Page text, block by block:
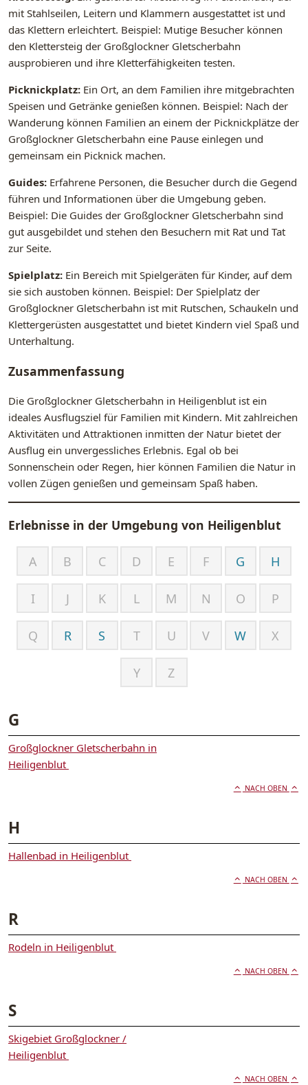
mit Stahlseilen, Leitern und Klammern ausgestattet ist und
das Klettern erleichtert. Beispiel: Mutige Besucher können
den Klettersteig der Großglockner Gletscherbahn
ausprobieren und ihre Kletterfähigkeiten testen.
Picknickplatz: Ein Ort, an dem Familien ihre mitgebrachten
Speisen und Getränke genießen können. Beispiel: Nach der
Wanderung können Familien an einem der Picknickplätze der
Großglockner Gletscherbahn eine Pause einlegen und
gemeinsam ein Picknick machen.
Guides: Erfahrene Personen, die Besucher durch die Gegend
führen und Informationen über die Umgebung geben.
Beispiel: Die Guides der Großglockner Gletscherbahn sind
gut ausgebildet und stehen den Besuchern mit Rat und Tat
zur Seite.
Spielplatz: Ein Bereich mit Spielgeräten für Kinder, auf dem
sie sich austoben können. Beispiel: Der Spielplatz der
Großglockner Gletscherbahn ist mit Rutschen, Schaukeln und
Klettergerüsten ausgestattet und bietet Kindern viel Spaß und
Unterhaltung.
Zusammenfassung
Die Großglockner Gletscherbahn in Heiligenblut ist ein
ideales Ausflugsziel für Familien mit Kindern. Mit zahlreichen
Aktivitäten und Attraktionen inmitten der Natur bietet der
Ausflug ein unvergessliches Erlebnis. Egal ob bei
Sonnenschein oder Regen, hier können Familien die Natur in
vollen Zügen genießen und gemeinsam Spaß haben.
Erlebnisse in der Umgebung von Heiligenblut
A B C D E F G H
I J K L M N O P
Q R S T U V W X
Y Z
G
Großglockner Gletscherbahn in
Heiligenblut
NACH OBEN
H
Hallenbad in Heiligenblut
NACH OBEN
R
Rodeln in Heiligenblut
NACH OBEN
S
Skigebiet Großglockner /
Heiligenblut
NACH OBEN